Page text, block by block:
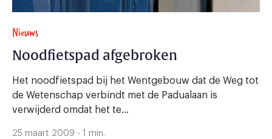
Nieuws
Noodfietspad afgebroken
Het noodfietspad bij het Wentgebouw dat de Weg tot
de Wetenschap verbindt met de Padualaan is
verwijderd omdat het te...
25 maart 2009 - 1 min.